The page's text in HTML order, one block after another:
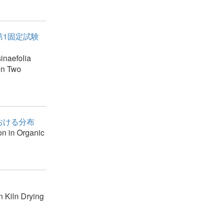
1固定試験
Two
ける分布
in Organic
Kiln Drying